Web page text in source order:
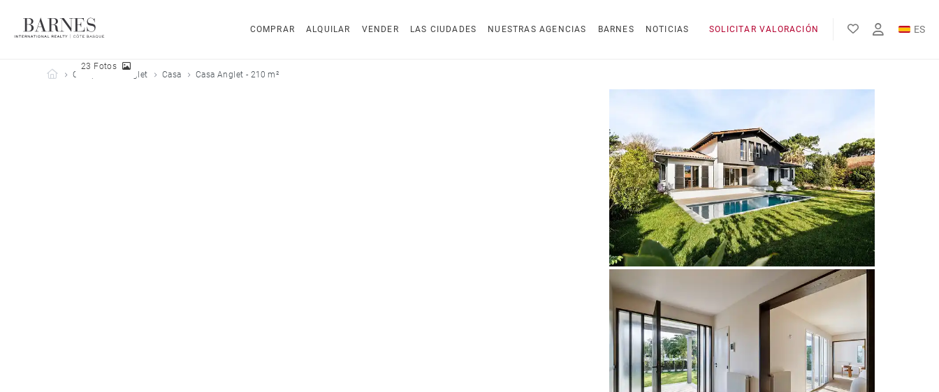
COMPRAR ALQUILAR VENDER LAS CIUDADES NUESTRAS AGENCIAS BARNES NOTICIAS SOLICITAR VALORACIÓN ES
EN
Barnes Côte Basque
Comprar Anglet Casa Casa Anglet - 210 m²
23 Fotos